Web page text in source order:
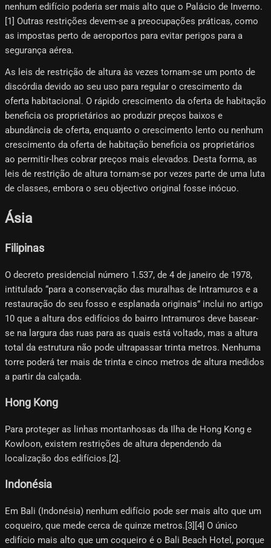
nenhum edifício poderia ser mais alto que o Palácio de Inverno.
[1] Outras restrições devem-se a preocupações práticas, como
as impostas perto de aeroportos para evitar perigos para a
segurança aérea.
As leis de restrição de altura às vezes tornam-se um ponto de
discórdia devido ao seu uso para regular o crescimento da
oferta habitacional. O rápido crescimento da oferta de habitação
beneficia os proprietários ao produzir preços baixos e
abundância de oferta, enquanto o crescimento lento ou nenhum
crescimento da oferta de habitação beneficia os proprietários
ao permitir-lhes cobrar preços mais elevados. Desta forma, as
leis de restrição de altura tornam-se por vezes parte de uma luta
de classes, embora o seu objectivo original fosse inócuo.
Ásia
Filipinas
O decreto presidencial número 1.537, de 4 de janeiro de 1978,
intitulado “para a conservação das muralhas de Intramuros e a
restauração do seu fosso e esplanada originais” inclui no artigo
10 que a altura dos edifícios do bairro Intramuros deve basear-
se na largura das ruas para as quais está voltado, mas a altura
total da estrutura não pode ultrapassar trinta metros. Nenhuma
torre poderá ter mais de trinta e cinco metros de altura medidos
a partir da calçada.
Hong Kong
Para proteger as linhas montanhosas da Ilha de Hong Kong e
Kowloon, existem restrições de altura dependendo da
localização dos edifícios.[2]​.
Indonésia
Em Bali (Indonésia) nenhum edifício pode ser mais alto que um
coqueiro, que mede cerca de quinze metros.[3][4]​ O único
edifício mais alto que um coqueiro é o Bali Beach Hotel, porque